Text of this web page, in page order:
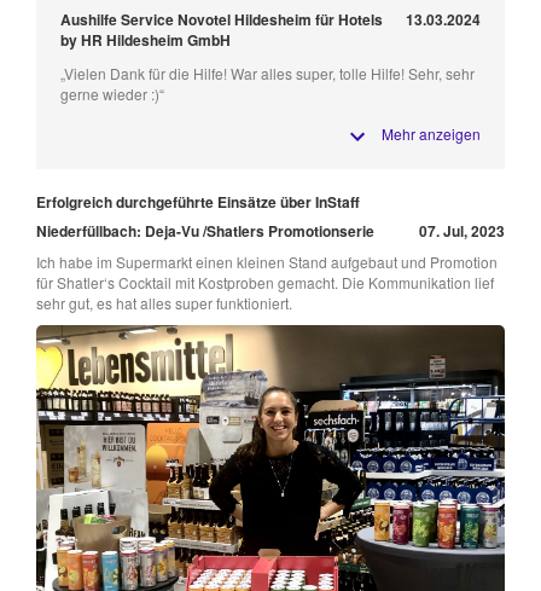
Aushilfe Service Novotel Hildesheim für Hotels
by HR Hildesheim GmbH
13.03.2024
„Vielen Dank für die Hilfe! War alles super, tolle Hilfe! Sehr, sehr
gerne wieder :)“
Mehr anzeigen
Erfolgreich durchgeführte Einsätze über InStaff
Niederfüllbach: Deja-Vu /Shatlers Promotionserie
07. Jul, 2023
Ich habe im Supermarkt einen kleinen Stand aufgebaut und Promotion
für Shatler‘s Cocktail mit Kostproben gemacht. Die Kommunikation lief
sehr gut, es hat alles super funktioniert.